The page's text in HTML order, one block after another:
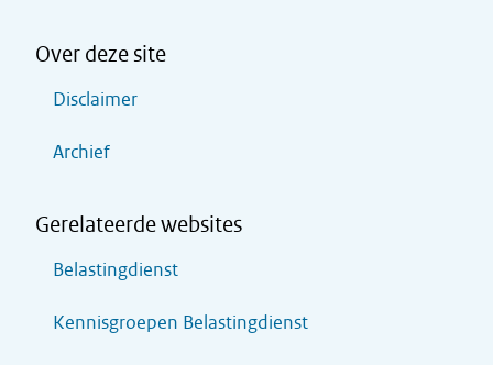
Over deze site
Disclaimer
Archief
Gerelateerde websites
Belastingdienst
Kennisgroepen Belastingdienst